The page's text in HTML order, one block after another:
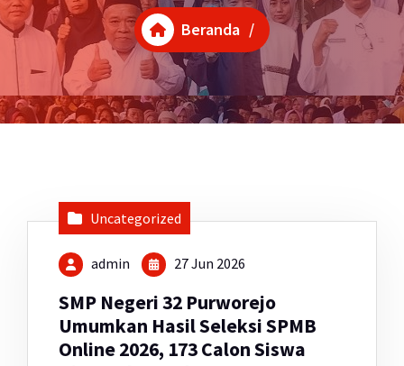
Beranda /
Uncategorized
admin 27 Jun 2026
SMP Negeri 32 Purworejo
Umumkan Hasil Seleksi SPMB
Online 2026, 173 Calon Siswa